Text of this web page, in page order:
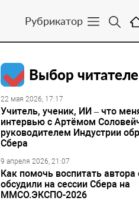
Рубрикатор
Выбор
22 мая 2026, 17:17
Учитель, ученик, ИИ – что
интервью с Артёмом
руководителем Индустрии
Сбера
9 апреля 2026, 21:07
Как помочь воспитать автора
обсудили на сессии Сбера на
ММСО.ЭКСПО-2026